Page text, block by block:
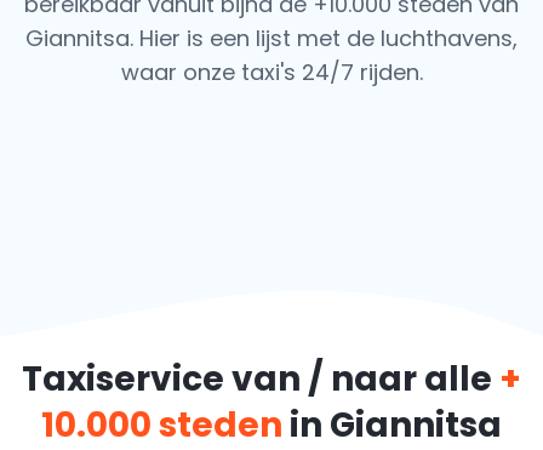
Giannitsa. Hier is een lijst met de luchthavens,
waar onze taxi's 24/7 rijden.
Taxiservice van / naar alle +
10.000 steden in Giannitsa